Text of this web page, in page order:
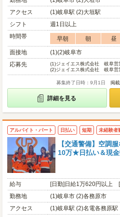
アクセス
(1)岐阜駅 (2)大垣駅
シフト
週1日以上
時間帯
早朝 朝 昼
面接地
(1)(2)岐阜市
応募先
(1)ジェイエス株式会社 岐阜
(2)ジェイエス株式会社 岐阜
募集終了日時：9月1日 掲
詳細を見る
アルバイト・パート 日払い 短期 未経験者
【交通警備】空調
10万★日払い＆現
給与
[日勤]日給1万620円以上
勤務地
(1)岐阜市 (2)各務原市
アクセス
(1)岐阜駅 (2)名電各務原駅